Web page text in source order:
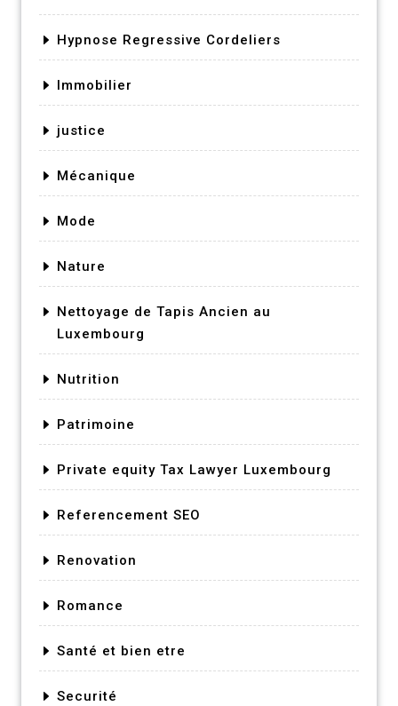
Hypnose Regressive Cordeliers
Immobilier
justice
Mécanique
Mode
Nature
Nettoyage de Tapis Ancien au
Luxembourg
Nutrition
Patrimoine
Private equity Tax Lawyer Luxembourg
Referencement SEO
Renovation
Romance
Santé et bien etre
Securité